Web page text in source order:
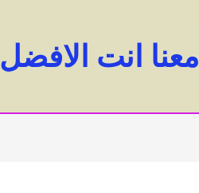
معنا انت الافضل